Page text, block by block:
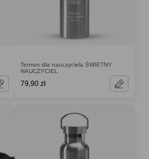
Termos dla nauczyciela ŚWIETNY
NAUCZYCIEL
79,90 zł